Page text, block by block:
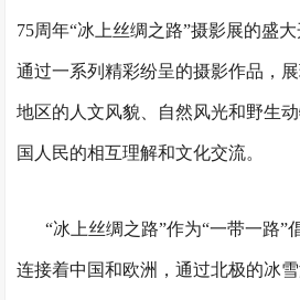
75周年“冰上丝绸之路”摄影展的盛
通过一系列精彩纷呈的摄影作品，
地区的人文风貌、自然风光和野生
国人民的相互理解和文化交流。
“冰上丝绸之路”作为“一带一路”
连接着中国和欧洲，通过北极的冰